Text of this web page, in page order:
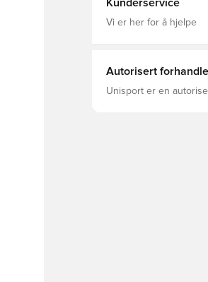
Kunderservice
Vi er her for å hjelpe
Autorisert
Unisport er en